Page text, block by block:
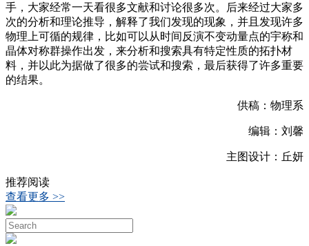
手，大家经常一天看很多文献和讨论很多次。后来经过大家多
次的分析和理论推导，解释了我们发现的现象，并且发现许多
物理上可循的规律，比如可以从时间反演不变动量点的宇称和
晶体对称群操作出发，来分析和搜索具有特定性质的拓扑材
料，并以此为据做了很多的尝试和搜索，最后获得了许多重要
的结果。
供稿：物理系
编辑：刘馨
主图设计：丘妍
推荐阅读
查看更多 >>